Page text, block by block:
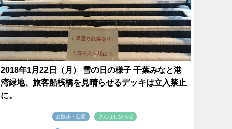
2018年1月22日（月） 雪の日の様子 千葉みなと港
湾緑地、旅客船桟橋を見晴らせるデッキは立入禁止
に。
お散歩・公園 さんばしひろば